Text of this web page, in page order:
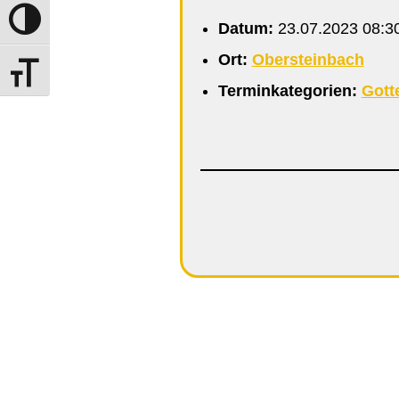
Umschalten auf hohe Kontraste
Schrift vergrößern
Datum: 23.07.2023
Ort: Obersteinbach
Terminkategorien: